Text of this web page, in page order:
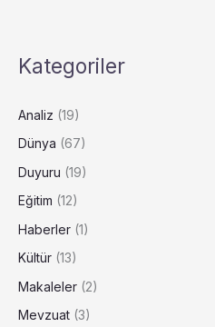
Kategoriler
Analiz (19)
Dünya (67)
Duyuru (19)
Eğitim (12)
Haberler (1)
Kültür (13)
Makaleler (2)
Mevzuat (3)